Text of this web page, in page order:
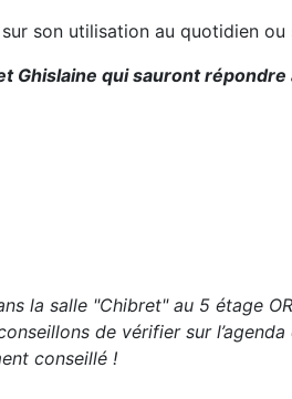
son utilisation au quotidien
Ghislaine qui sauront
la salle "Chibret" au 5 étage
de vérifier sur l’agenda
conseillé !